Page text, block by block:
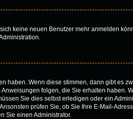
keine neuen Benutzer mehr anmelden
haben. Wenn diese stimmen, dann gibt es
folgen, die Sie erhalten haben.
Sie dies selbst erledigen oder ein
prüfen Sie, ob Sie Ihre E-Mail-
Sie einen Administrator.